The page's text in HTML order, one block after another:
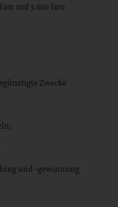
und 3.000 Euro
Zwecke
und -gewinnung